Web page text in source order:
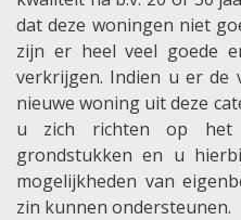
dat deze woningen niet
zijn er heel veel goede
verkrijgen. Indien u er de
nieuwe woning uit deze
u zich richten op het
grondstukken en u
mogelijkheden van
zin kunnen ondersteunen.